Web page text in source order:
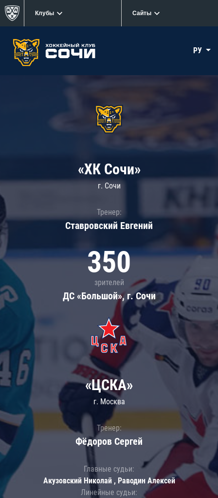
Клубы Сайты
РУ
«ХК Сочи»
г. Сочи
Тренер:
Ставровский Евгений
350
зрителей
ДС «Большой», г. Сочи
«ЦСКА»
г. Москва
Тренер:
Фёдоров Сергей
Главные судьи:
Акузовский Николай , Раводин Алексей
Линейные судьи: